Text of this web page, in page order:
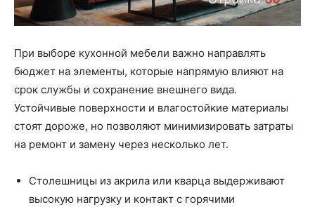
При выборе кухонной мебели важно направлять
бюджет на элементы, которые напрямую влияют на
срок службы и сохранение внешнего вида.
Устойчивые поверхности и влагостойкие материалы
стоят дороже, но позволяют минимизировать затраты
на ремонт и замену через несколько лет.
Столешницы из акрила или кварца выдерживают
высокую нагрузку и контакт с горячими